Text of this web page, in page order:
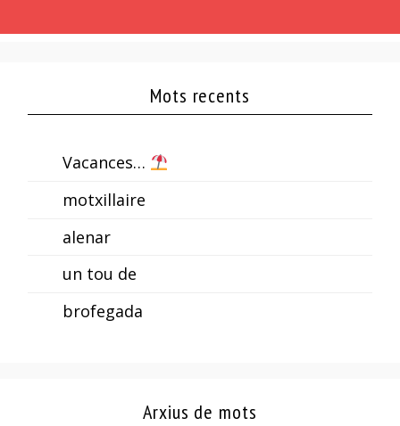
Mots recents
Vacances…
motxillaire
alenar
un tou de
brofegada
Arxius de mots